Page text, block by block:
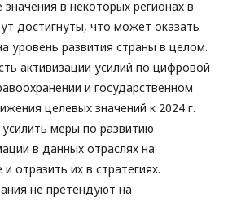
в некоторых регионах в
достигнуты, что может оказать
уровень развития страны в целом.
активизации усилий по цифровой
и государственном
целевых значений к 2024 г.
меры по развитию
в данных отраслях на
отразить их в стратегиях.
не претендуют на